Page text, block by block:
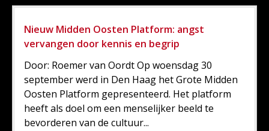
Nieuw Midden Oosten Platform: angst
vervangen door kennis en begrip
Door: Roemer van Oordt Op woensdag 30
september werd in Den Haag het Grote Midden
Oosten Platform gepresenteerd. Het platform
heeft als doel om een menselijker beeld te
bevorderen van de cultuur...